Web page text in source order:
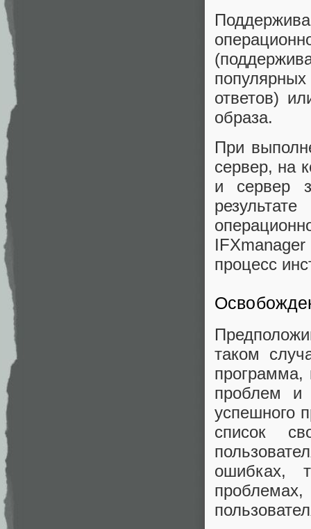
ответов)
образа.
При
сервер, на
и сервер
процесс
таком
программа,
проблем и
успешного
список
ошибках,